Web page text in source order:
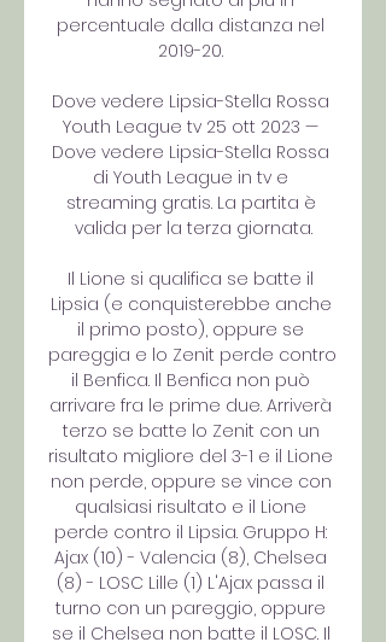
percentuale dalla distanza nel
2019-20.
Dove vedere Lipsia-Stella Rossa
Youth League tv 25 ott 2023 —
Dove vedere Lipsia-Stella Rossa
di Youth League in tv e
streaming gratis. La partita è
valida per la terza giornata.
Il Lione si qualifica se batte il
Lipsia (e conquisterebbe anche
il primo posto), oppure se
pareggia e lo Zenit perde contro
il Benfica. Il Benfica non può
arrivare fra le prime due. Arriverà
terzo se batte lo Zenit con un
risultato migliore del 3-1 e il Lione
non perde, oppure se vince con
qualsiasi risultato e il Lione
perde contro il Lipsia. Gruppo H:
Ajax (10) - Valencia (8), Chelsea
(8) - LOSC Lille (1) L'Ajax passa il
turno con un pareggio, oppure
se il Chelsea non batte il LOSC. Il